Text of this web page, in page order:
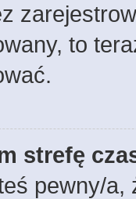
to
strefę
pewny/a,